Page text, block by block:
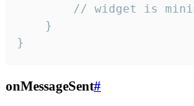
// widget is
    }
}
onMessageSent#